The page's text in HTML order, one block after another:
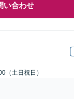
い合わせ
（土日祝日）